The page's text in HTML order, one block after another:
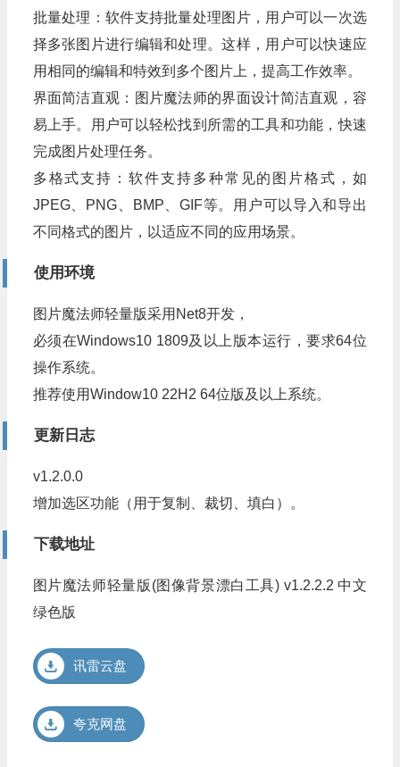
批量处理：软件支持批量处理图片，用户可以一次选
择多张图片进行编辑和处理。这样，用户可以快速应
用相同的编辑和特效到多个图片上，提高工作效率。
界面简洁直观：图片魔法师的界面设计简洁直观，容
易上手。用户可以轻松找到所需的工具和功能，快速
完成图片处理任务。
多格式支持：软件支持多种常见的图片格式，如
JPEG、PNG、BMP、GIF等。用户可以导入和导出
不同格式的图片，以适应不同的应用场景。
使用环境
图片魔法师轻量版采用Net8开发，
必须在Windows10 1809及以上版本运行，要求64位
操作系统。
推荐使用Window10 22H2 64位版及以上系统。
更新日志
v1.2.0.0
增加选区功能（用于复制、裁切、填白）。
下载地址
图片魔法师轻量版(图像背景漂白工具) v1.2.2.2 中文
绿色版
讯雷云盘
夸克网盘